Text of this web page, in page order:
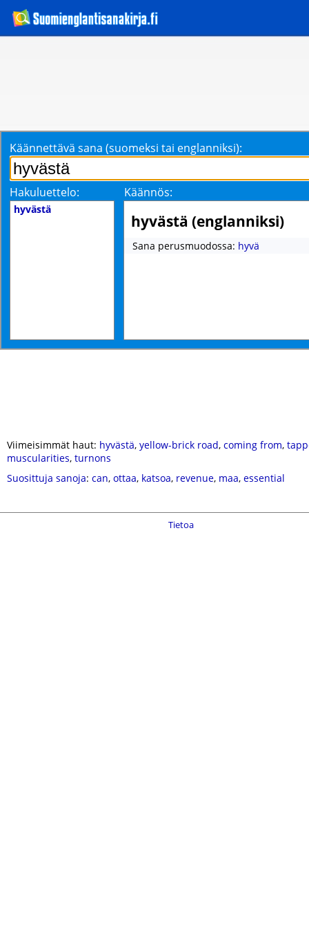
Käännettävä sana (suomeksi tai englanniksi):
Hakuluettelo: Käännös:
hyvästä
hyvästä (englanniksi)
Sana perusmuodossa: hyvä
Viimeisimmät haut: hyvästä, yellow-brick road, coming from,
muscularities, turnons
Suosittuja sanoja: can, ottaa, katsoa, revenue, maa, essential
Tietoa